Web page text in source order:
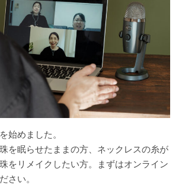
始めました。
を眠らせたままの方、ネックレスの糸が
をリメイクしたい方。まずはオンライン
さい。